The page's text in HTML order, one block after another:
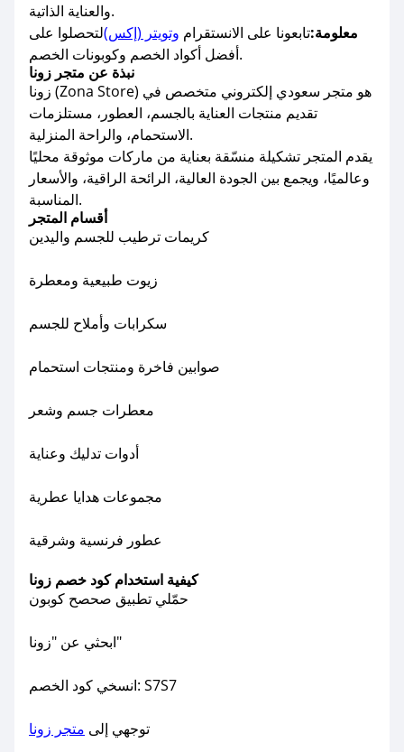
والعناية الذاتية.
معلومة:تابعونا على الانستقرام وتويتر (إكس)لتحصلوا على
أفضل أكواد الخصم وكوبونات الخصم.
نبذة عن متجر زونا
زونا (Zona Store) هو متجر سعودي إلكتروني متخصص في
تقديم منتجات العناية بالجسم، العطور، مستلزمات
الاستحمام، والراحة المنزلية.
يقدم المتجر تشكيلة منسّقة بعناية من ماركات موثوقة محليًا
وعالميًا، ويجمع بين الجودة العالية، الرائحة الراقية، والأسعار
المناسبة.
أقسام المتجر
كريمات ترطيب للجسم واليدين
زيوت طبيعية ومعطرة
سكرابات وأملاح للجسم
صوابين فاخرة ومنتجات استحمام
معطرات جسم وشعر
أدوات تدليك وعناية
مجموعات هدايا عطرية
عطور فرنسية وشرقية
كيفية استخدام كود خصم زونا
حمّلي تطبيق صحصح كوبون
ابحثي عن "زونا"
انسخي كود الخصم: S7S7
توجهي إلى متجر زونا